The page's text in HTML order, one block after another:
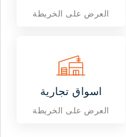
العرض على الخريطة
اسواق تجارية
العرض على الخريطة